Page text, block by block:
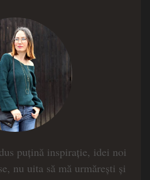
puțină inspirație, idei noi
nu uita să mă urmărești și